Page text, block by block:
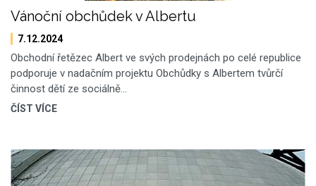
Vánoční obchůdek v Albertu
7.12.2024
Obchodní řetězec Albert ve svých prodejnách po celé republice
podporuje v nadačním projektu Obchůdky s Albertem tvůrčí
činnost dětí ze sociálně…
ČÍST VÍCE